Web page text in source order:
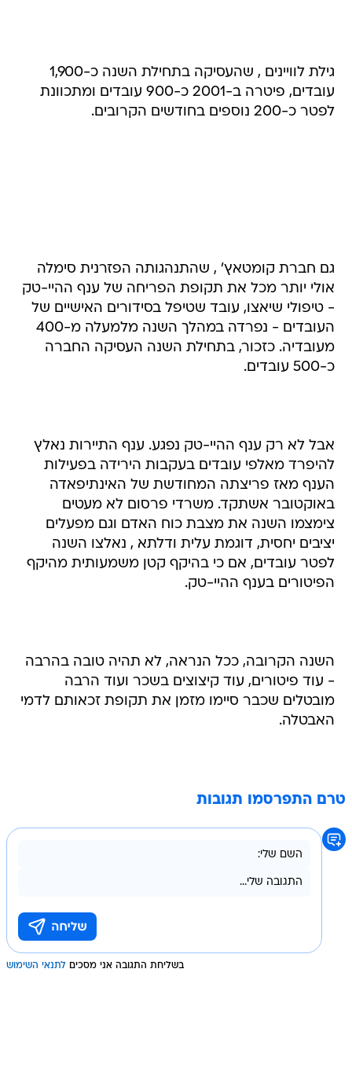
גילת לוויינים , שהעסיקה בתחילת השנה כ-1,900
עובדים, פיטרה ב-2001 כ-900 עובדים ומתכוונת
לפטר כ-200 נוספים בחודשים הקרובים.
גם חברת קומטאץ' , שהתנהגותה הפזרנית סימלה
אולי יותר מכל את תקופת הפריחה של ענף ההיי-טק
- טיפולי שיאצו, עובד שטיפל בסידורים האישיים של
העובדים - נפרדה במהלך השנה מלמעלה מ-400
מעובדיה. כזכור, בתחילת השנה העסיקה החברה
כ-500 עובדים.
אבל לא רק ענף ההיי-טק נפגע. ענף התיירות נאלץ
להיפרד מאלפי עובדים בעקבות הירידה בפעילות
הענף מאז פריצתה המחודשת של האינתיפאדה
באוקטובר אשתקד. משרדי פרסום לא מעטים
צימצמו השנה את מצבת כוח האדם וגם מפעלים
יציבים יחסית, דוגמת עלית ודלתא , נאלצו השנה
לפטר עובדים, אם כי בהיקף קטן משמעותית מהיקף
הפיטורים בענף ההיי-טק.
השנה הקרובה, ככל הנראה, לא תהיה טובה בהרבה
- עוד פיטורים, עוד קיצוצים בשכר ועוד הרבה
מובטלים שכבר סיימו מזמן את תקופת זכאותם לדמי
האבטלה.
טרם התפרסמו תגובות
בשליחת התגובה אני מסכים לתנאי השימוש